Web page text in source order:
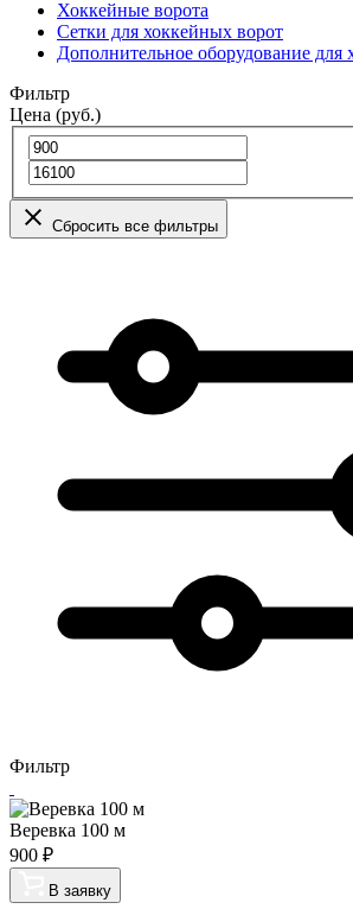
Хоккейные ворота
Сетки для хоккейных ворот
Дополнительное оборудование для
Фильтр
Цена (руб.)
Сбросить все фильтры
Фильтр
Веревка 100 м
900 ₽
В заявку